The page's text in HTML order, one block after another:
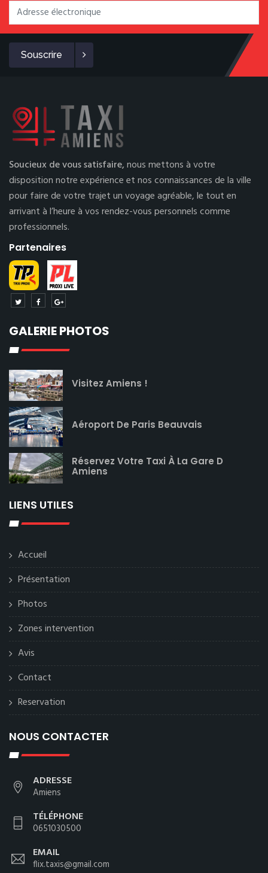
Souscrire
Soucieux de vous satisfaire,nous mettons à votre
disposition notre expérience et nos connaissances de la ville
pour faire de votre trajet un voyage agréable, le tout en
arrivant à l’heure à vos rendez-vous personnels comme
professionnels.
Partenaires
GALERIE PHOTOS
Visitez Amiens !
Aéroport De Paris Beauvais
Réservez Votre Taxi À La Gare D
Amiens
LIENS UTILES
Accueil
Présentation
Photos
Zones intervention
Avis
Contact
Reservation
NOUS CONTACTER
ADRESSE
Amiens
TÉLÉPHONE
0651030500
EMAIL
flix.taxis@gmail.com